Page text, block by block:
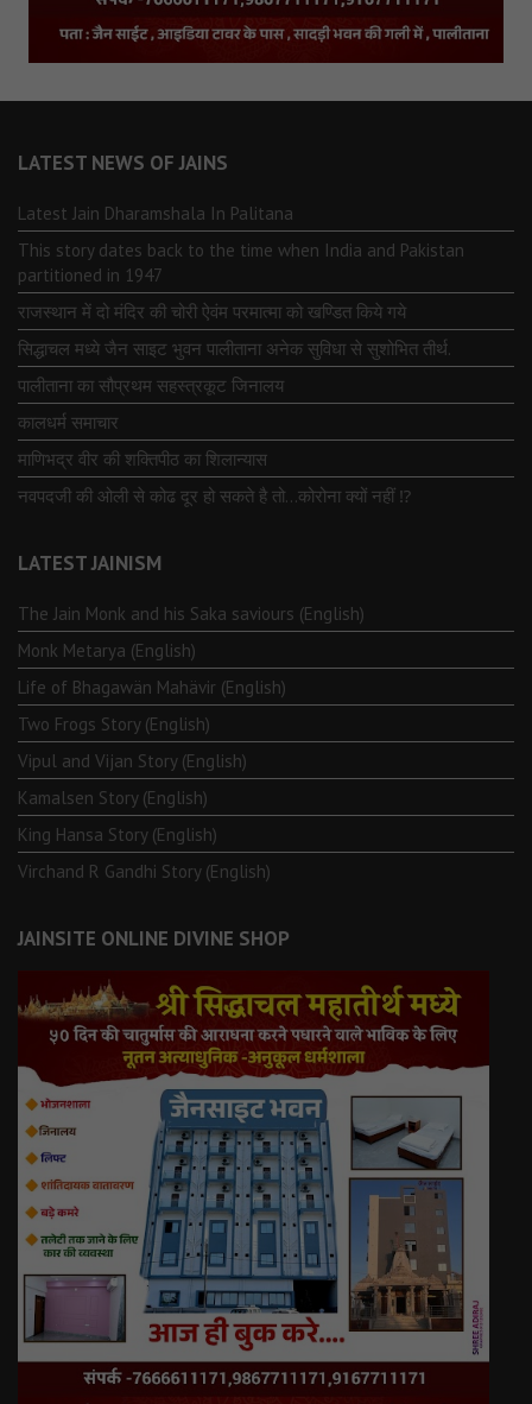
LATEST NEWS OF JAINS
Latest Jain Dharamshala In Palitana
This story dates back to the time when India and Pakistan
partitioned in 1947
राजस्थान में दो मंदिर की चोरी ऐवंम परमात्मा को खण्डित किये गये
सिद्धाचल मध्ये जैन साइट भुवन पालीताना अनेक सुविधा से सुशोभित तीर्थ.
पालीताना का सौप्रथम सहस्त्रकूट जिनालय
कालधर्म समाचार
माणिभद्र वीर की शक्तिपीठ का शिलान्यास
नवपदजी की ओली से कोढ दूर हो सकते है तो…कोरोना क्यों नहीं ⁉️
LATEST JAINISM
The Jain Monk and his Saka saviours (English)
Monk Metarya (English)
Life of Bhagawän Mahävir (English)
Two Frogs Story (English)
Vipul and Vijan Story (English)
Kamalsen Story (English)
King Hansa Story (English)
Virchand R Gandhi Story (English)
JAINSITE ONLINE DIVINE SHOP